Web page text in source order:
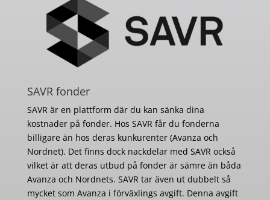
SAVR fonder
SAVR är en plattform där du kan sänka dina
kostnader på fonder. Hos SAVR får du fonderna
billigare än hos deras kunkurenter (Avanza och
Nordnet). Det finns dock nackdelar med SAVR också
vilket är att deras utbud på fonder är sämre än båda
Avanza och Nordnets. SAVR tar även ut dubbelt så
mycket som Avanza i förväxlings avgift. Denna avgift